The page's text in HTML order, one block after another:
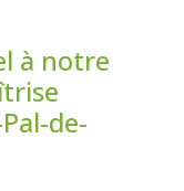
à notre
de-